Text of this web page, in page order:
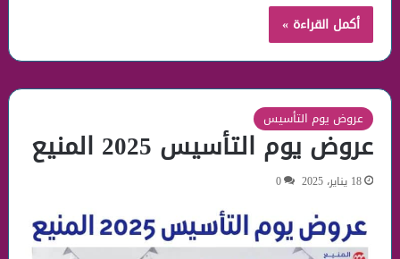
أكمل القراءة »
عروض يوم التأسيس
عروض يوم التأسيس 2025 المنيع
18 يناير، 2025 0